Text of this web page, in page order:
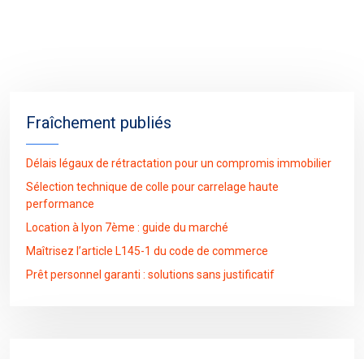
Fraîchement publiés
Délais légaux de rétractation pour un compromis immobilier
Sélection technique de colle pour carrelage haute
performance
Location à lyon 7ème : guide du marché
Maîtrisez l’article L145-1 du code de commerce
Prêt personnel garanti : solutions sans justificatif